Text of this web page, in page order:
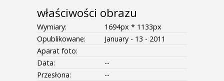
właściwości obrazu
Wymiary:
1694px * 1133px
Opublikowane:
January - 13 - 2011
Aparat foto:
Data:
--
Przesłona:
--